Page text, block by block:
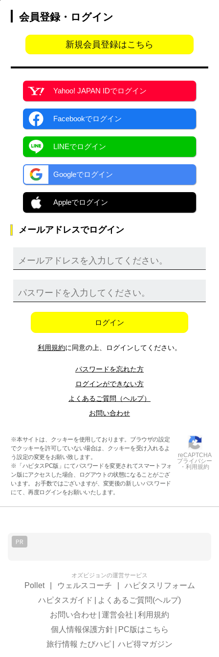
会員登録・ログイン
新規会員登録はこちら
Yahoo! JAPAN IDでログイン
Facebookでログイン
LINEでログイン
Googleでログイン
Appleでログイン
メールアドレスでログイン
ログイン
利用規約に同意の上、ログインしてください。
パスワードを忘れた方
ログインができない方
よくあるご質問（ヘルプ）
お問い合わせ
※本サイトは、クッキーを使用しております。ブラウザの設定
でクッキーを許可していない場合は、クッキーを受け入れるよ
う設定の変更をお願い致します。
※「ハピタスPC版」にてパスワードを変更されてスマートフォ
ン版にアクセスした場合、ログアウトの状態になることがござ
います。 お手数ではございますが、変更後の新しいパスワード
にて、再度ログインをお願いいたします。
reCAPTCHA
プライバシー
・利用規約
PR
オズビジョンの運営サービス
Pollet ウェルスコーチ
ハピタスリフォーム
ハピタスガイド
よくあるご質問(ヘルプ)
お問い合わせ 運営会社
利用規約
個人情報保護方針
PC版はこちら
旅行情報 たびハピ
ハピ得マガジン